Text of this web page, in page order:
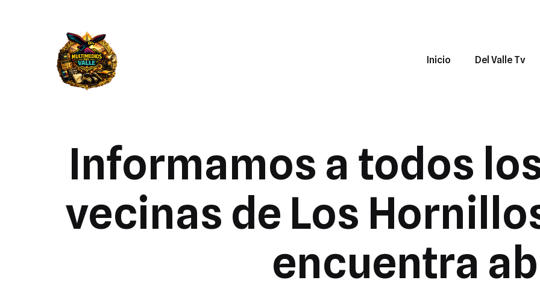
Inicio Del Valle Tv
Informamos a todos
vecinas de Los
encuentra ab